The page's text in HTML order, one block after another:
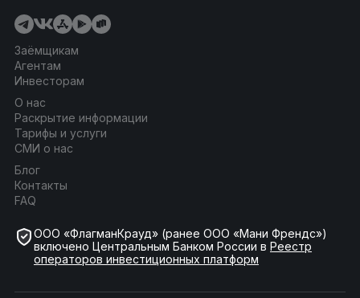
Заёмщикам
Агентам
Инвесторам
О нас
Раскрытие информации
Тарифы и услуги
СМИ о нас
Блог
Контакты
FAQ
ООО «ФлагманКрауд» (ранее ООО «Мани Френдс»)
включено Центральным Банком России в Реестр
операторов инвестиционных платформ